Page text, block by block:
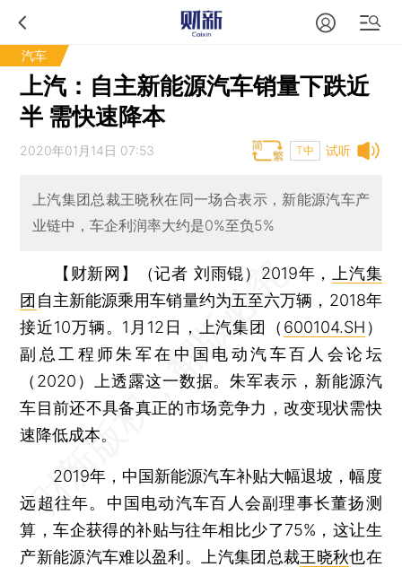
汽车
上汽：自主新能源汽车销量下跌近
半 需快速降本
试听
2020年01月14日 07:53 T中
上汽集团总裁王晓秋在同一场合表示，新能源汽车产
业链中，车企利润率大约是0%至负5%
【财新网】（记者 刘雨锟） 2019年，
上汽集
团 自主新能源乘用车销量约为五至六万辆，2018年
接近10万辆。1月12日，上汽集团（ 600104.SH ）
副总工程师朱军在中国电动汽车百人会论坛
（2020）上透露这一数据。朱军表示，新能源汽
车目前还不具备真正的市场竞争力，改变现状需快
速降低成本。
2019年，中国新能源汽车补贴大幅退坡，幅度
远超往年。中国电动汽车百人会副理事长董扬测
算，车企获得的补贴与往年相比少了75%，这让生
产新能源汽车难以盈利。上汽集团总裁王晓秋也在